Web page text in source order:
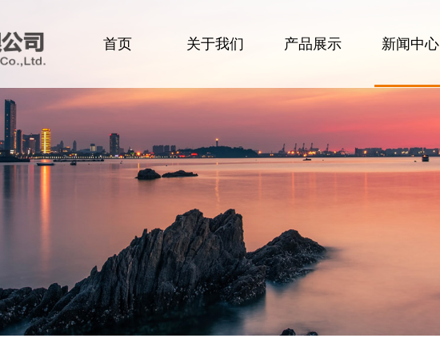
首页 关于我们
企业简介
领导致辞
企业文化
组织架构
产品展示
食品
肉类
生活用品
洗化用品
新闻中心